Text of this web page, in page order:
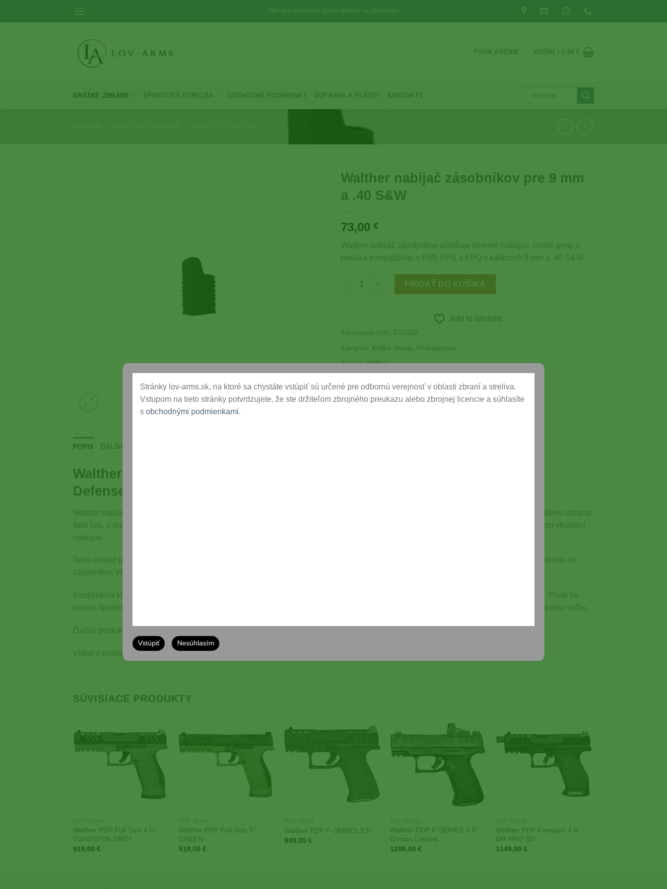
Oficiálny distribútor zbraní Walther na Slovensku
PRIHLÁSENIE KOŠÍK / 0,00 €
KRÁTKE ZBRANE ŠPORTOVÁ STREĽBA OBCHODNÉ PODMIENKY DOPRAVA A PLATBY KONTAKTY
Hľadať:
Walther nabíjač zásobníkov pre 9 mm
a .40 S&W
73,00 €
Walther nabíjač zásobníkov uľahčuje plnenie nábojov, chráni prsty a
ponúka kompatibilitu s P99, PPS a PPQ v kalibroch 9 mm a .40 S&W.
množstvo Walther nabíjač zásobníkov pre 9 mm a .40 S&W
PRIDAŤ DO KOŠÍKA
Add to Wishlist
Katalógové číslo: 2703238
Kategórie: Krátke zbrane Príslušenstvo
Značka:Walther
POPIS ĎALŠIE INFORMÁCIE
Walther nabíjač zásobníkov pre 9 mm a .40 S&W
Defense príslušenstvo
Walther nabíjač zásobníkov pre 9 mm a .40 S&W výrazne zjednoduší plnenie streliva a zároveň zvýši komfort pri streľbe. Vďaka praktickému dizajnu
šetrí čas, a preto umožňuje rýchlejšiu prípravu na tréning alebo služobné použitie. Okrem toho chráni prsty pred bolesťou pri opakovanom vkladaní
nábojov.
Tento model podporuje kalibre 9 mm x 19 a .40 S&W, čo z neho robí univerzálne príslušenstvo. Navyše zabezpečuje spoľahlivú kompatibilitu so
zásobníkmi Walther P99, PPS a PPQ. Používateľ tak získa jednoduché riešenie bez potreby ďalších nástrojov.
Konštrukcia kladie dôraz na odolnosť a nízku hmotnosť. Zariadenie sa pohodlne prenáša a ľahko používa v akýchkoľvek podmienkach. Preto ho
ocenia športoví strelci aj profesionáli. Ak hľadáte efektívny spôsob, ako zlepšiť manipuláciu so zásobníkmi, tento nabíjač predstavuje ideálnu voľbu.
Ďalšie produkty z kategórie Krátke zbrane si môžete pozrieť
Video o podobných produktoch si môžete pozrieť
SÚVISIACE PRODUKTY
Add to
Wishlist
Walther PDP Full Size 4.5″
TUNGSTEN GREY
919,00 €
Add to
Wishlist
Walther PDP Full Size 5″
GREEN
919,00 €
Add to
Wishlist
Walther PDP F-SERIES 3.5″
849,00 €
Wishlist
Walther PDP F-SERIES 3.5″
Combo Limited
1298,00 €
Add to
Wishlist
Walther PDP Compact 4.6“
OR PRO SD
1149,00 €
Stránky lov-arms.sk, na ktoré sa chystáte vstúpiť sú určené pre odbornú verejnosť v oblasti zbraní a streliva.
Vstupom na tieto stránky potvrdzujete, že ste držiteľom zbrojného preukazu alebo zbrojnej licencie a súhlasíte
s obchodnými podmienkami.
Vstúpiť Nesúhlasím